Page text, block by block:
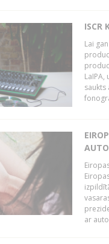
ISCR
Lai
LaIPA,
ar